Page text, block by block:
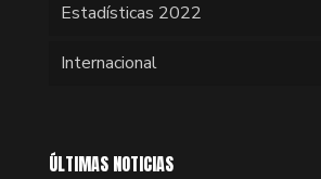
Estadísticas 2022
Internacional
ÚLTIMAS NOTICIAS